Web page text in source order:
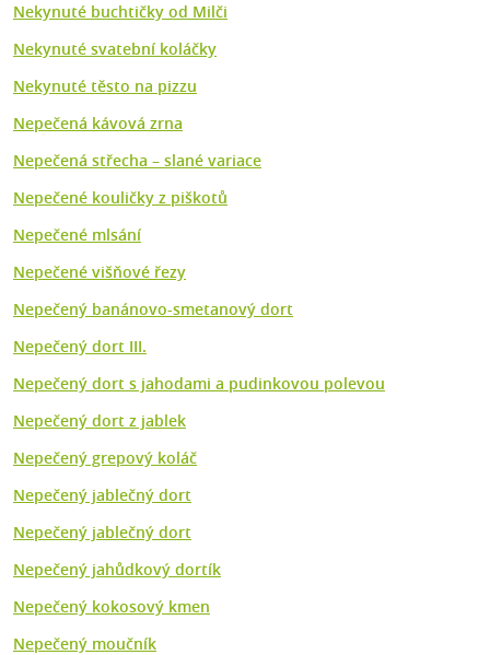
Nekynuté buchtičky od Milči
Nekynuté svatební koláčky
Nekynuté těsto na pizzu
Nepečená kávová zrna
Nepečená střecha – slané variace
Nepečené kouličky z piškotů
Nepečené mlsání
Nepečené višňové řezy
Nepečený banánovo-smetanový dort
Nepečený dort III.
Nepečený dort s jahodami a pudinkovou polevou
Nepečený dort z jablek
Nepečený grepový koláč
Nepečený jablečný dort
Nepečený jablečný dort
Nepečený jahůdkový dortík
Nepečený kokosový kmen
Nepečený moučník